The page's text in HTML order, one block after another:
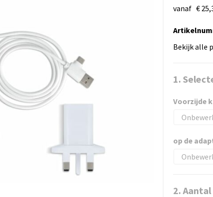
vanaf €
Bekijk alle
1.
Voorzijde
op de
2.